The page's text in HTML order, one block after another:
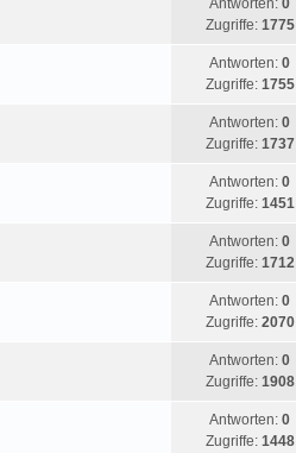
Antworten: 0
Zugriffe: 1775
Antworten: 0
Zugriffe: 1755
Antworten: 0
Zugriffe: 1737
Antworten: 0
Zugriffe: 1451
Antworten: 0
Zugriffe: 1712
Antworten: 0
Zugriffe: 2070
Antworten: 0
Zugriffe: 1908
Antworten: 0
Zugriffe: 1448